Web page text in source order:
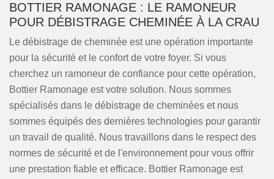
BOTTIER RAMONAGE : LE RAMONEUR
POUR DÉBISTRAGE CHEMINÉE À LA CRAU
Le débistrage de cheminée est une opération importante
pour la sécurité et le confort de votre foyer. Si vous
cherchez un ramoneur de confiance pour cette opération,
Bottier Ramonage est votre solution. Nous sommes
spécialisés dans le débistrage de cheminées et nous
sommes équipés des dernières technologies pour garantir
un travail de qualité. Nous travaillons dans le respect des
normes de sécurité et de l'environnement pour vous offrir
une prestation fiable et efficace. Bottier Ramonage est